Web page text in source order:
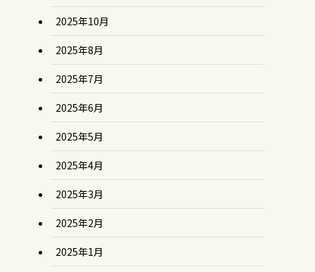
2025年10月
2025年8月
2025年7月
2025年6月
2025年5月
2025年4月
2025年3月
2025年2月
2025年1月